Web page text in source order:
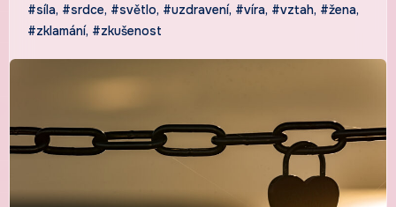
#síla, #srdce, #světlo, #uzdravení, #víra, #vztah, #žena,
#zklamání, #zkušenost